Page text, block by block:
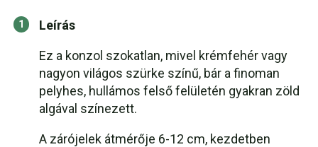
Leírás
Ez a konzol szokatlan, mivel krémfehér vagy
nagyon világos szürke színű, bár a finoman
pelyhes, hullámos felső felületén gyakran zöld
algával színezett.
A zárójelek átmérője 6-12 cm, kezdetben